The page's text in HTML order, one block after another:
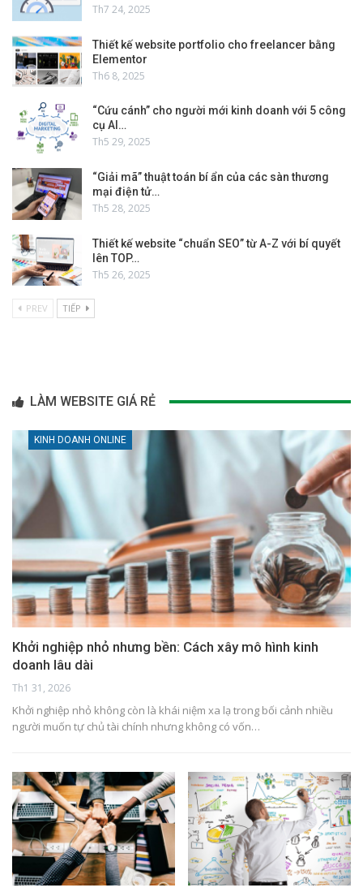
Th7 24, 2025
Thiết kế website portfolio cho freelancer bằng
Elementor
Th6 8, 2025
“Cứu cánh” cho người mới kinh doanh với 5 công
cụ AI…
Th5 29, 2025
“Giải mã” thuật toán bí ẩn của các sàn thương
mại điện tử…
Th5 28, 2025
Thiết kế website “chuẩn SEO” từ A-Z với bí quyết
lên TOP…
Th5 26, 2025
PREV TIẾP
LÀM WEBSITE GIÁ RẺ
KINH DOANH ONLINE
Khởi nghiệp nhỏ nhưng bền: Cách xây mô hình kinh
doanh lâu dài
Th1 31, 2026
Khởi nghiệp nhỏ không còn là khái niệm xa lạ trong bối cảnh nhiều
người muốn tự chủ tài chính nhưng không có vốn…